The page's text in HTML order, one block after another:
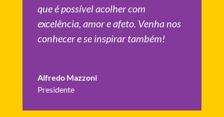
que é possível acolher com
excelência, amor e afeto. Venha nos
conhecer e se inspirar também!
Alfredo Mazzoni
Presidente